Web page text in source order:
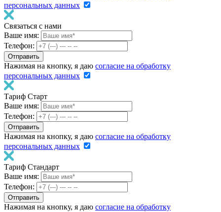
персональных данных
Связаться с нами
Ваше имя:
Телефон:
Нажимая на кнопку, я даю согласие на обработку
персональных данных
Тариф Старт
Ваше имя:
Телефон:
Нажимая на кнопку, я даю согласие на обработку
персональных данных
Тариф Стандарт
Ваше имя:
Телефон:
Нажимая на кнопку, я даю согласие на обработку